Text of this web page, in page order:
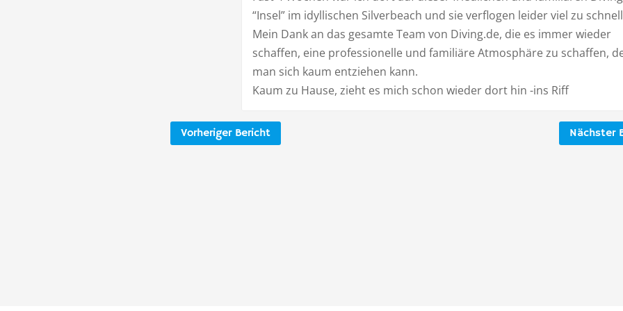
“Insel” im idyllischen Silverbeach und sie verflogen leider viel zu
Mein Dank an das gesamte Team von Diving.de, die es immer wieder
schaffen, eine professionelle und familiäre Atmosphäre zu schaffen,
man sich kaum entziehen kann.
Kaum zu Hause, zieht es mich schon wieder dort hin -ins Riff
Nächster
Vorheriger Bericht